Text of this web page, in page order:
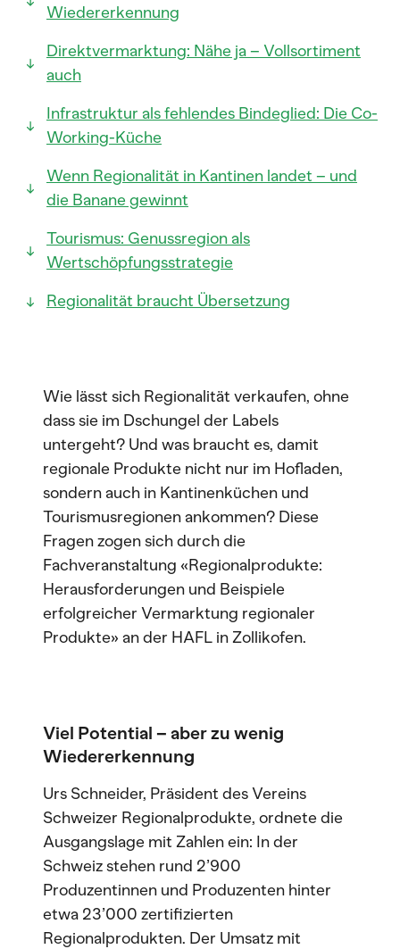
Wiedererkennung
Direktvermarktung: Nähe ja – Vollsortiment
auch
Infrastruktur als fehlendes Bindeglied: Die Co-
Working-Küche
Wenn Regionalität in Kantinen landet – und
die Banane gewinnt
Tourismus: Genussregion als
Wertschöpfungsstrategie
Regionalität braucht Übersetzung
Wie lässt sich Regionalität verkaufen, ohne
dass sie im Dschungel der Labels
untergeht? Und was braucht es, damit
regionale Produkte nicht nur im Hofladen,
sondern auch in Kantinenküchen und
Tourismusregionen ankommen? Diese
Fragen zogen sich durch die
Fachveranstaltung «Regionalprodukte:
Herausforderungen und Beispiele
erfolgreicher Vermarktung regionaler
Produkte» an der HAFL in Zollikofen.
Viel Potential – aber zu wenig
Wiedererkennung
Urs Schneider, Präsident des Vereins
Schweizer Regionalprodukte, ordnete die
Ausgangslage mit Zahlen ein: In der
Schweiz stehen rund 2’900
Produzentinnen und Produzenten hinter
etwa 23’000 zertifizierten
Regionalprodukten. Der Umsatz mit